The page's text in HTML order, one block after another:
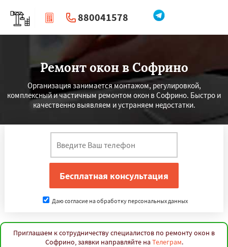
880041578
| Перезвоните мне
Ремонт окон в Софрино
Организация занимается монтажом, регулировкой,
комплексный и частичным ремонтом окон в Софрино. Быстро и
качественно выявляем и устраняем недостатки.
Даю согласие на обработку персональных данных
Приглашаем к сотрудничеству специалистов по ремонту окон в
Софрино, заявки направляйте на Телеграм.